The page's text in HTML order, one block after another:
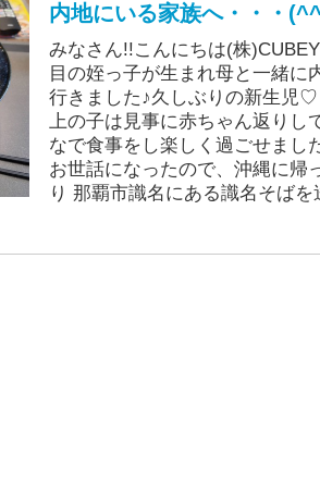
内地にいる家族へ・・・
みなさん!!こんにちは(株
目の姪っ子が生まれ母と一緒に
行きました♪久しぶりの新生児
上の子は見事に赤ちゃん返りし
なで食事をし楽しく過ごせまし
お世話になったので、沖縄に帰
り 那覇市識名にある識名そば